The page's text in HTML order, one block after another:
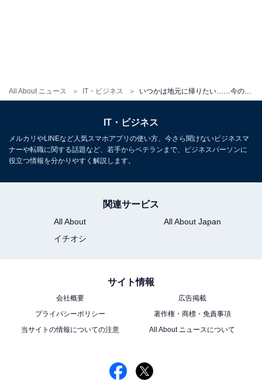
All About ニュース IT・ビジネス
地方自治体が運営する移住相談窓口や、地域の商工会議
所では、地元企業の情報や就職支援を行っている場合が
あります。地域ならではのネットワークで、非公開求人
・SNSやWebコミュニティーの活用
Facebookの地域グループやUターン・Iターン支援のWeb
サイトなど、オンラインのコミュニティーで情報交換し
のもいいでしょう。地元出身の知り合いに話を聞いてみ
るのも有効な手段です。
そして、忘れてはいけないのが、地方移住のデメリット
選択肢が限られたりすることもあります。収入が都心よ
IT・ビジネス
メルカリやLINEなど人気スマホアプリの使い方、今さら聞けないビジネスマ
ナーや転職に関する話題など、若手からベテランまで、ビジネスパーソンに
役立つ情報を分かりやすく解説します。
関連サービス
All About
All About Japan
イチオシ
サイト情報
会社概要
広告掲載
プライバシーポリシー
著作権・商標・免責事項
当サイトの情報についての注意
All About ニュースについて